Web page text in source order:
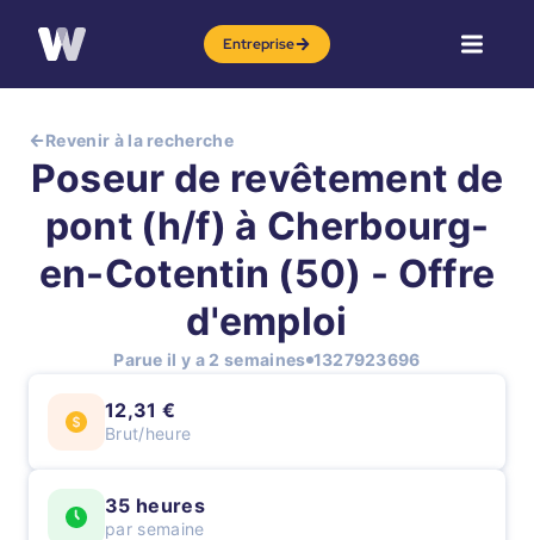
Entreprise
Revenir à la recherche
Poseur de revêtement de
pont (h/f) à Cherbourg-
en-Cotentin (50) - Offre
d'emploi
Parue il y a 2 semaines 1327923696
12,31 €
Brut/heure
35 heures
par semaine